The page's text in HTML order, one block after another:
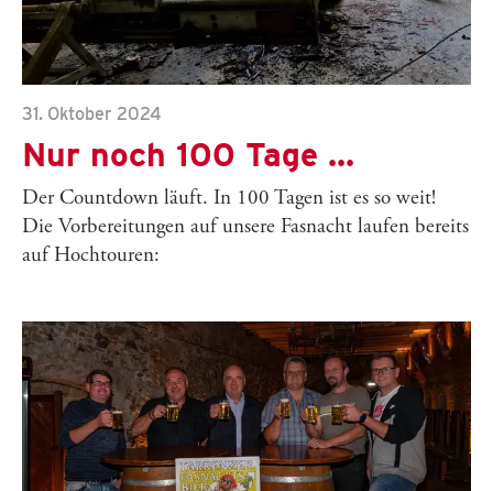
31. Oktober 2024
Nur noch 100 Tage ...
Der Countdown läuft. In 100 Tagen ist es so weit!
Die Vorbereitungen auf unsere Fasnacht laufen bereits
auf Hochtouren: